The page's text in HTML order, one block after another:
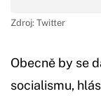
Zdroj: Twitter
Obecně by se
socialismu,